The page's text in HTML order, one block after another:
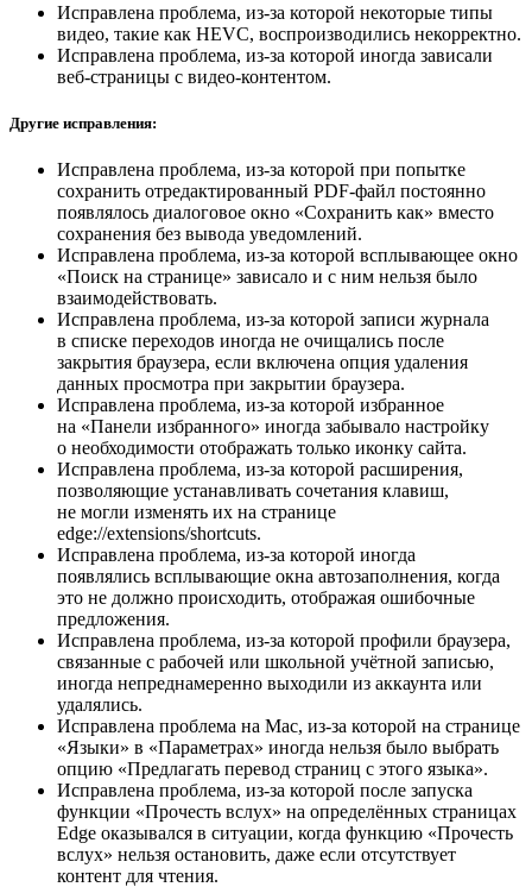
Исправлена проблема, из-за которой некоторые типы
видео, такие как HEVC, воспроизводились некорректно.
Исправлена проблема, из-за которой иногда зависали
веб-страницы с видео-контентом.
Другие исправления:
Исправлена проблема, из-за которой при попытке
сохранить отредактированный PDF-файл постоянно
появлялось диалоговое окно «Сохранить как» вместо
сохранения без вывода уведомлений.
Исправлена проблема, из-за которой всплывающее окно
«Поиск на странице» зависало и с ним нельзя было
взаимодействовать.
Исправлена проблема, из-за которой записи журнала
в списке переходов иногда не очищались после
закрытия браузера, если включена опция удаления
данных просмотра при закрытии браузера.
Исправлена проблема, из-за которой избранное
на «Панели избранного» иногда забывало настройку
о необходимости отображать только иконку сайта.
Исправлена проблема, из-за которой расширения,
позволяющие устанавливать сочетания клавиш,
не могли изменять их на странице
edge://extensions/shortcuts.
Исправлена проблема, из-за которой иногда
появлялись всплывающие окна автозаполнения, когда
это не должно происходить, отображая ошибочные
предложения.
Исправлена проблема, из-за которой профили браузера,
связанные с рабочей или школьной учётной записью,
иногда непреднамеренно выходили из аккаунта или
удалялись.
Исправлена проблема на Mac, из-за которой на странице
«Языки» в «Параметрах» иногда нельзя было выбрать
опцию «Предлагать перевод страниц с этого языка».
Исправлена проблема, из-за которой после запуска
функции «Прочесть вслух» на определённых страницах
Edge оказывался в ситуации, когда функцию «Прочесть
вслух» нельзя остановить, даже если отсутствует
контент для чтения.